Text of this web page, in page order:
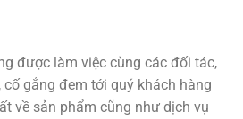
được làm việc cùng các đối tác,
gắng đem tới quý khách hàng
về sản phẩm cũng như dịch vụ